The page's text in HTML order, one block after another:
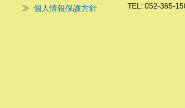
個人情報保護方針
TEL: 052-